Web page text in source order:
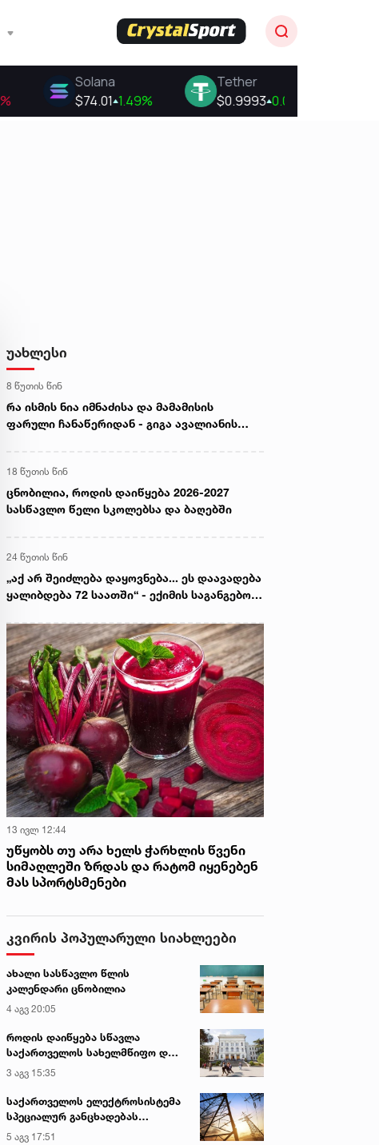
უახლესი
8 წუთის წინ
რა ისმის ნია იმნაძისა და მამამისის
ფარული ჩანაწერიდან - გიგა ავალიანის
18 წუთის წინ
ცნობილია, როდის დაიწყება 2026-2027
სასწავლო წელი სკოლებსა და ბაღებში
24 წუთის წინ
„აქ არ შეიძლება დაყოვნება... ეს დაავადება
ყალიბდება 72 საათში“ - ექიმის საგანგებო
13 ივლ 12:44
უწყობს თუ არა ხელს ჭარხლის წვენი
სიმაღლეში ზრდას და რატომ იყენებენ
მას სპორტსმენები
კვირის პოპულარული სიახლეები
ახალი სასწავლო წლის
კალენდარი ცნობილია
4 აგვ 20:05
როდის დაიწყება სწავლა
საქართველოს სახელმწიფო და
კერძო უნივერსიტეტებში
3 აგვ 15:35
საქართველოს ელექტროსისტემა
სპეციალურ განცხადებას
ავრცელებს
5 აგვ 17:51